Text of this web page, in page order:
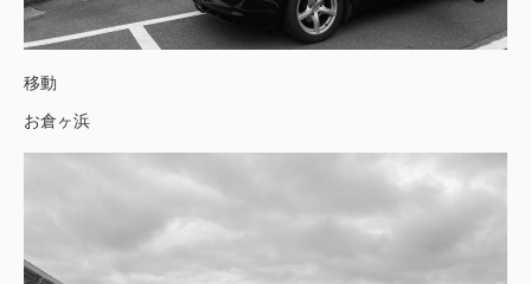
移動
お倉ヶ浜